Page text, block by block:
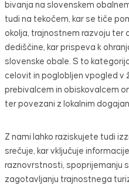
bivanja na slovenskem
tudi na tekočem, kar se tiče
okolja, trajnostnem razvoju ter
dediščine, kar prispeva k
slovenske obale. S to
celovit in poglobljen vpogled v
prebivalcem in obiskovalcem
ter povezani z lokalnim
Z nami lahko raziskujete tudi
srečuje, kar vključuje
raznovrstnosti, spoprijemanju
zagotavljanju trajnostnega